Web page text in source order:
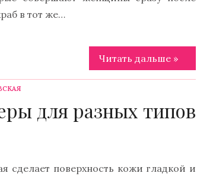
в тот же…
Читать дальше »
для разных типов
сделает поверхность кожи гладкой и